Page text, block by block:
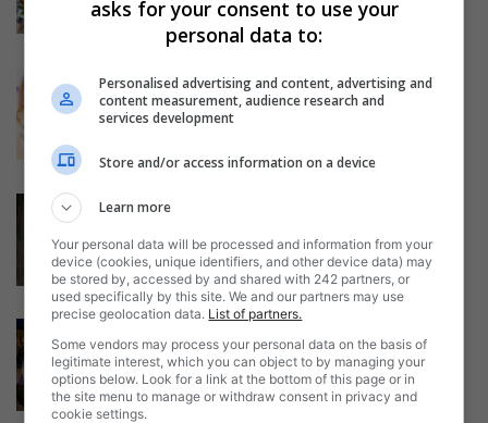
Mihai Diaconu
Mamă româncă de 22 de ani din
Italia, câștigătoarea titlului
Miss...
Pensia primită de o badantă
Daniela Stoica - 26/07/2026
din cauza unei relații...
Daniela Stoica - 26/07/2026
asks for your consent to use your
personal data to:
Personalised advertising and content, advertising and
content measurement, audience research and
services development
Store and/or access information on a device
Learn more
Your personal data will be processed and information from your
device (cookies, unique identifiers, and other device data) may
be stored by, accessed by and shared with 242 partners, or
used specifically by this site. We and our partners may use
precise geolocation data. List of partners.
Some vendors may process your personal data on the basis of
legitimate interest, which you can object to by managing your
options below. Look for a link at the bottom of this page or in
the site menu to manage or withdraw consent in privacy and
cookie settings.